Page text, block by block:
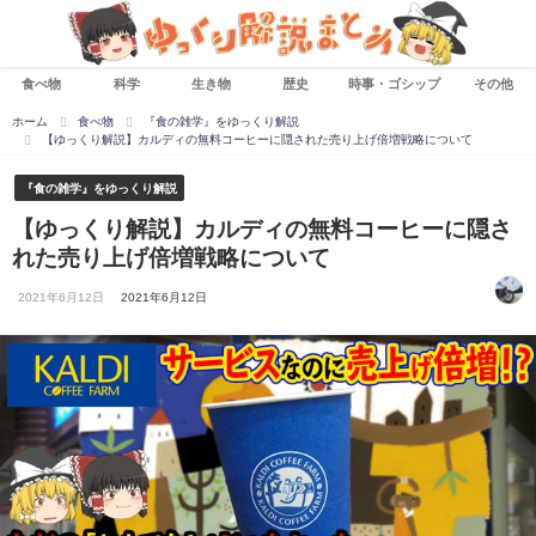
食べ物 科学 生き物 歴史 時事・ゴシップ その他
ホーム 食べ物
『食の雑学』をゆっくり解説
【ゆっくり解説】カルディの無料コーヒーに隠された売り上げ倍増戦略について
『食の雑学』をゆっくり解説
【ゆっくり解説】カルディの無料コーヒーに隠さ
れた売り上げ倍増戦略について
2021年6月12日 2021年6月12日